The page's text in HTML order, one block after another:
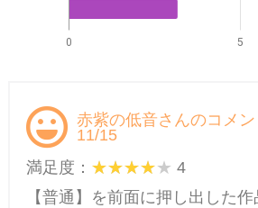
0 5
赤紫の低音さんのコメ
11/15
満足度：
4
【普通】を前面に押し出した